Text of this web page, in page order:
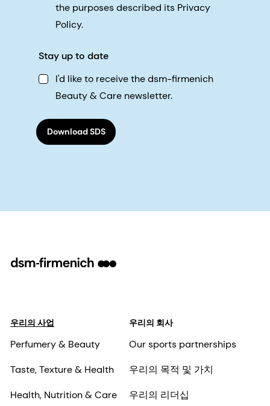
the purposes described its Privacy
Policy.
Stay up to date
I'd like to receive the dsm-firmenich
Beauty & Care newsletter.
Download SDS
우리의 사업
Perfumery & Beauty
Taste, Texture & Health
Health, Nutrition & Care
우리의 회사
Our sports partnerships
우리의 목적 및 가치
우리의 리더십